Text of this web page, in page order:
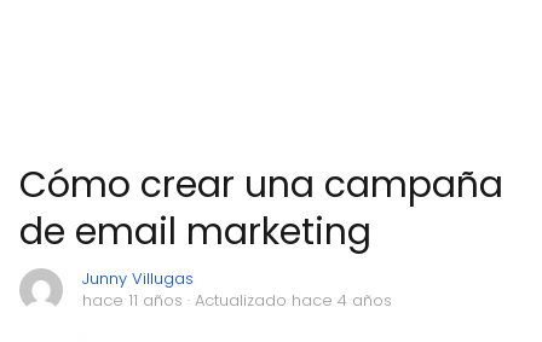
Cómo crear una campaña
de email marketing
Junny Villugas
hace 11 años · Actualizado hace 4 años